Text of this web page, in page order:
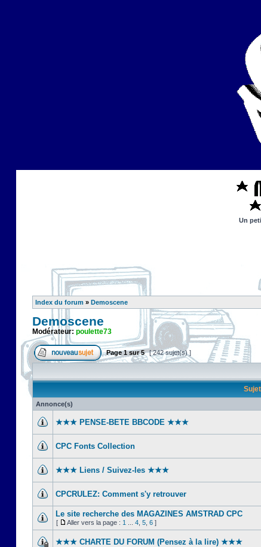
Un
Index du forum » Demoscene
Demoscene
Modérateur: poulette73
Page1sur5 [ 242 sujet(s) ]
Annonce(s)
★★★ PENSE-BETE BBCODE ★★★
CPC Fonts Collection
★★★ Liens / Suivez-les ★★★
CPCRULEZ: Comment s'y retrouver‎
Le site recherche des MAGAZINES AMSTRAD CPC
[ Aller vers la page : 1 4 5 6 ]
★★★ CHARTE DU FORUM (Pensez à la lire) ★★★